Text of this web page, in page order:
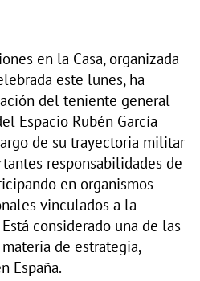
en la Casa, organizada
este lunes, ha
del teniente general
Espacio Rubén García
de su trayectoria militar
responsabilidades de
en organismos
vinculados a la
considerado una de las
de estrategia,
España.